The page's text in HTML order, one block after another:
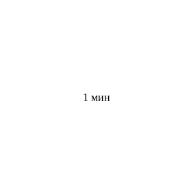
1 мин